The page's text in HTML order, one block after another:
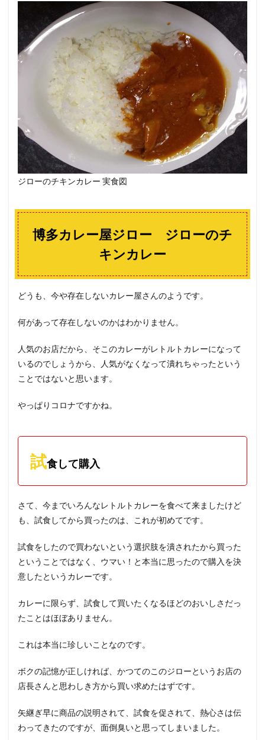
ジローのチキンカレー 実食図
博多カレー屋ジロー ジローのチ
キンカレー
どうも、今や存在しないカレー屋さんのようです。
何があって存在しないのかはわかりません。
人気のお店だから、そこのカレーがレトルトカレーになって
いるのでしょうから、人気がなくなって潰れちゃったという
ことではないと思います。
やっぱりコロナですかね。
試食して購入
さて、今までいろんなレトルトカレーを食べて来ましたけど
も、試食してから買ったのは、これが初めてです。
試食をしたので買わないという選択肢を潰されたから買った
ということではなく、ウマい！と本当に思ったので購入を決
意したというカレーです。
カレーに限らず、試食して買いたくなるほどのおいしさだっ
たことはほぼありません。
これは本当に珍しいことなのです。
ボクの記憶が正しければ、かつてのこのジローというお店の
店長さんと思わしき方から買い求めたはずです。
矢継ぎ早に商品の説明されて、試食を促されて、熱心さは伝
わってきたのですが、面倒臭いと思ってしまいました。